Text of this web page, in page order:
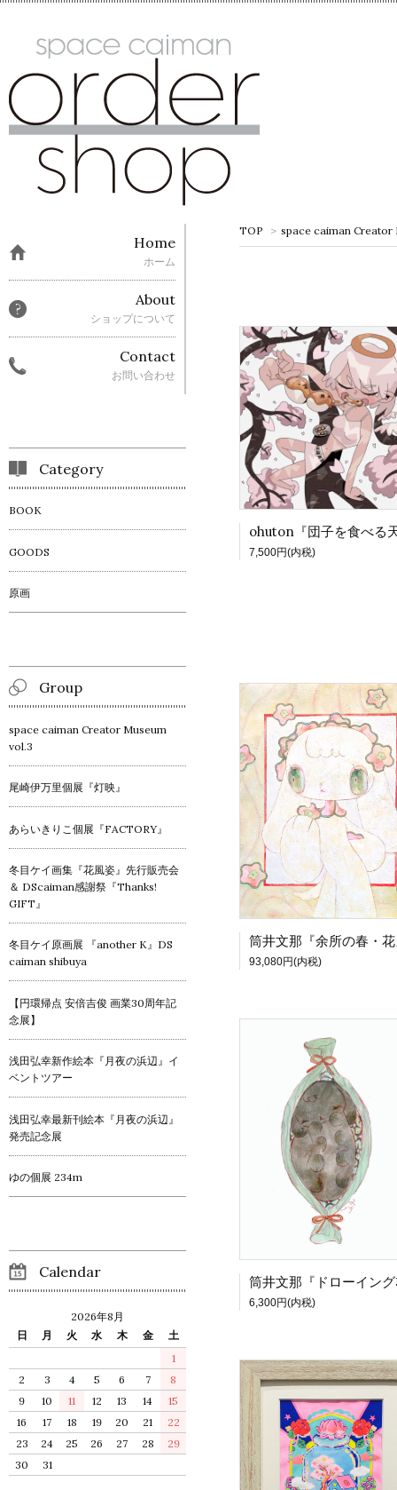
TOP > space caiman Creator
7,500円(内税)
93,080円(内税)
6,300円(内税)
Home
ホーム
About
ショップについて
Contact
お問い合わせ
Category
BOOK
GOODS
原画
Group
space caiman Creator Museum
vol.3
尾崎伊万里個展『灯映』
あらいきりこ個展『FACTORY』
冬目ケイ画集『花風姿』先行販売会
＆ DScaiman感謝祭『Thanks!
GIFT』
冬目ケイ原画展 『another K』DS
caiman shibuya
【円環帰点 安倍吉俊 画業30周年記
念展】
浅田弘幸新作絵本『月夜の浜辺』イ
ベントツアー
浅田弘幸最新刊絵本『月夜の浜辺』
発売記念展
ゆの個展 234m
Calendar
2026年8月
日
月 火 水 木 金
土
1
2
3 4 5 6 7
8
9
10 11 12 13 14
15
16
17 18 19 20 21
22
23
24 25 26 27 28
29
30
31